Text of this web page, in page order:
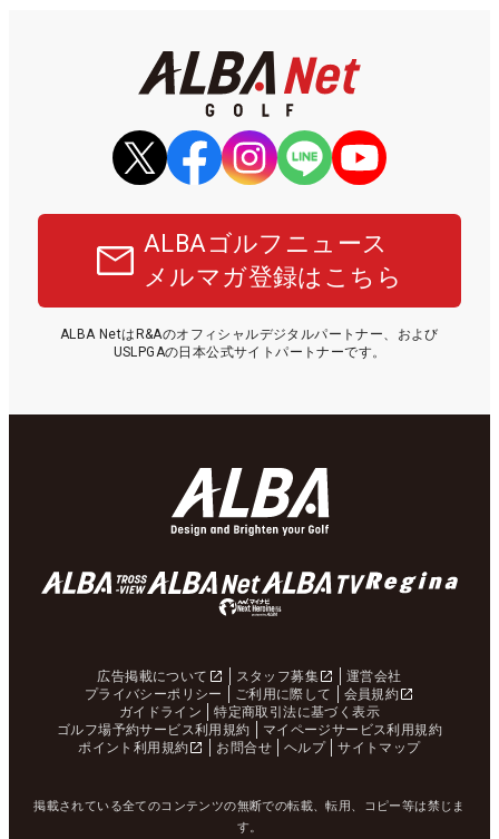
ALBAゴルフニュース
メルマガ登録はこちら
ALBA NetはR&Aのオフィシャルデジタルパートナー、および
USLPGAの日本公式サイトパートナーです。
広告掲載について スタッフ募集
運営会社
プライバシーポリシー
ご利用に際して
会員規約
ガイドライン
特定商取引法に基づく表示
ゴルフ場予約サービス利用規約
マイページサービス利用規約
ポイント利用規約
お問合せ ヘルプ サイトマップ
掲載されている全てのコンテンツの無断での転載、転用、コピー等は禁じま
す。